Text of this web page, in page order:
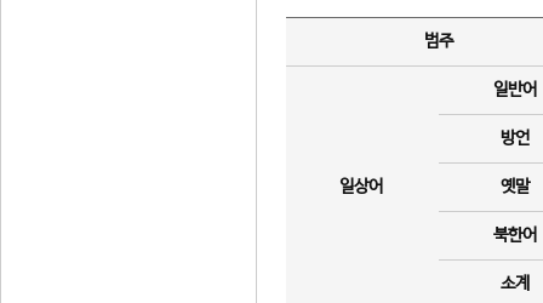
범주
일상어
일반어
방언
옛말
북한어
소계